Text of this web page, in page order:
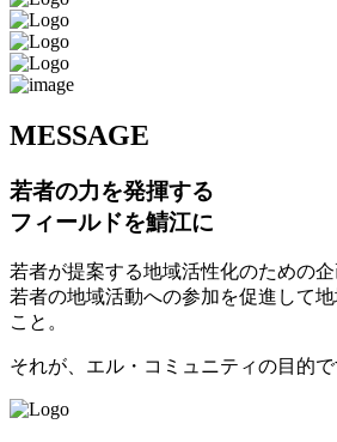
MESSAGE
若者の力を発揮する
フィールドを鯖江に
若者が提案する地域活性化のための企
若者の地域活動への参加を促進して
こと。
それが、エル・コミュニティの目的で